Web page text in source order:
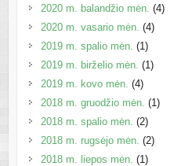
2020 m. balandžio mėn. (4)
2020 m. vasario mėn. (4)
2019 m. spalio mėn. (1)
2019 m. birželio mėn. (1)
2019 m. kovo mėn. (4)
2018 m. gruodžio mėn. (1)
2018 m. spalio mėn. (2)
2018 m. rugsėjo mėn. (2)
2018 m. liepos mėn. (1)